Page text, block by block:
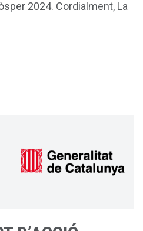
2024. Cordialment, La